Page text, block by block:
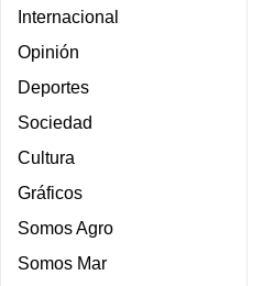
Internacional
Opinión
Deportes
Sociedad
Cultura
Gráficos
Somos Agro
Somos Mar